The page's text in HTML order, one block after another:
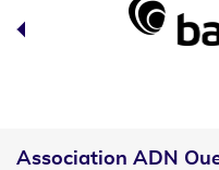
Association ADN